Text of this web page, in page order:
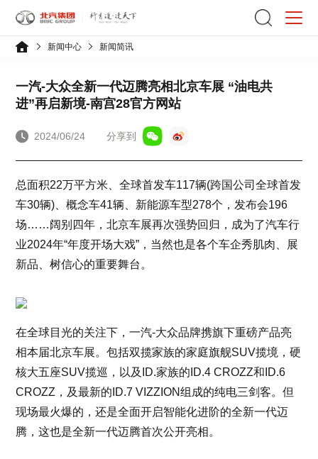
新闻中心 新闻简讯
一汽-大众全新一代迈腾亮相北京车展 “油电共
进”再启新境-南宫28官方网站
2024/06/24 分享到
总面积22万平方米、全球首发车117辆(跨国公司全球首发
车30辆)、概念车41辆、新能源车型278个，发布会196
场……阔别四年，北京车展再次强势回归，成为了汽车行
业2024年“年度开场大戏”，当然也是各个车企秀肌肉、展
新品、树信心的重要舞台。
在全球目光的关注下，一汽-大众品牌携旗下重磅产品亮
相本届北京车展。包括双揽家族的家庭旗舰SUV揽境，硬
核大五座SUV揽巡，以及ID.家族的ID.4 CROZZ和ID.6
CROZZ，及最新的ID.7 VIZZION组成的纯电三剑客。但
现场最火爆的，还是全面开启智能化进阶的全新一代迈
腾，这也是全新一代迈腾首次公开亮相。